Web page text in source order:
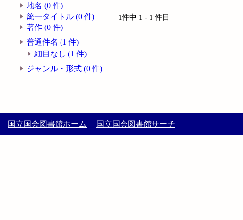
地名 (0 件)
統一タイトル (0 件)
著作 (0 件)
普通件名 (1 件)
細目なし (1 件)
ジャンル・形式 (0 件)
1件中 1 - 1 件目
国立国会図書館ホーム 国立国会図書館サーチ